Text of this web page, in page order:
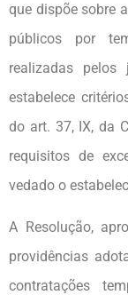
que dispõe sobre
públicos por
realizadas pelos
estabelece
do art. 37, IX, da
requisitos de
vedado o
A Resolução,
providências
contratações